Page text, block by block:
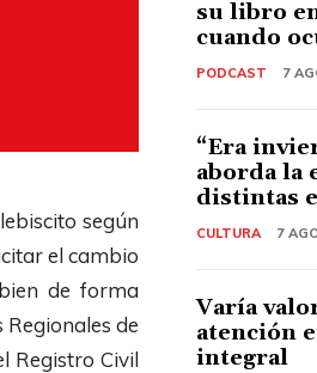
según
el cambio
de forma
Regionales de
Registro Civil
su libro
cuando
PODCAST 7
“Era
aborda la
distintas
CULTURA 7
Varía
atención
integral